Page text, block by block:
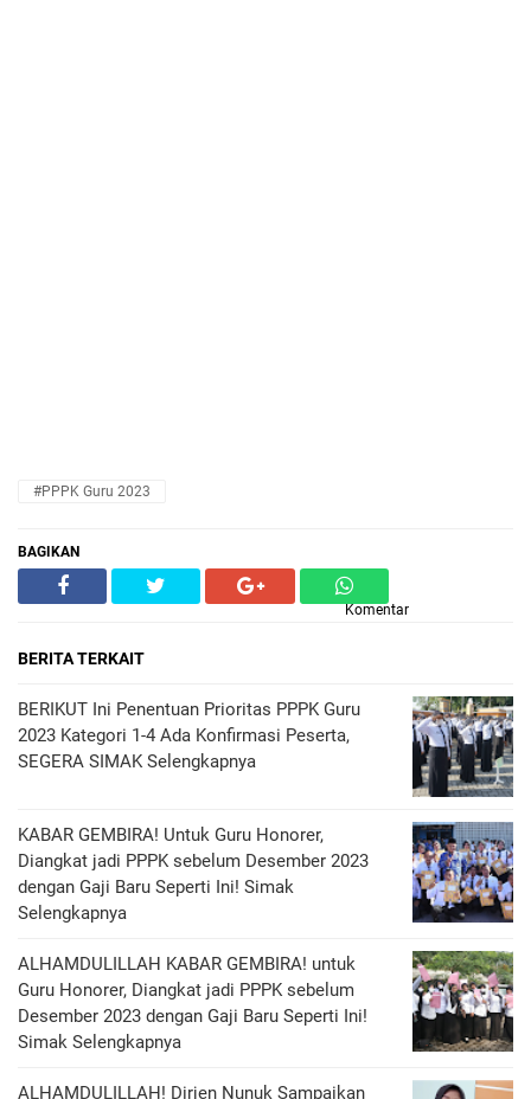
#PPPK Guru 2023
BAGIKAN
Komentar
BERITA TERKAIT
BERIKUT Ini Penentuan Prioritas PPPK Guru
2023 Kategori 1-4 Ada Konfirmasi Peserta,
SEGERA SIMAK Selengkapnya
KABAR GEMBIRA! Untuk Guru Honorer,
Diangkat jadi PPPK sebelum Desember 2023
dengan Gaji Baru Seperti Ini! Simak
Selengkapnya
ALHAMDULILLAH KABAR GEMBIRA! untuk
Guru Honorer, Diangkat jadi PPPK sebelum
Desember 2023 dengan Gaji Baru Seperti Ini!
Simak Selengkapnya
ALHAMDULILLAH! Dirjen Nunuk Sampaikan